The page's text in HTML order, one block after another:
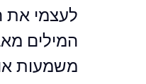
לעצמי את
המילים
משמעות